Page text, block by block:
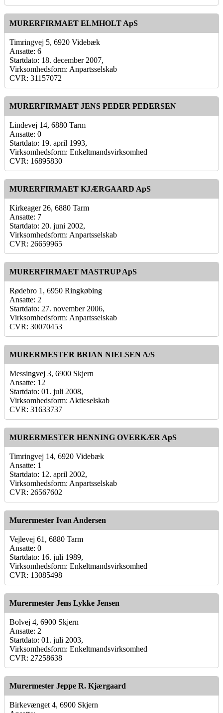
MURERFIRMAET ELMHOLT ApS
Timringvej 5, 6920 Videbæk
Ansatte: 6
Startdato: 18. december 2007,
Virksomhedsform: Anpartsselskab
CVR: 31157072
MURERFIRMAET JENS PEDER PEDERSEN
Lindevej 14, 6880 Tarm
Ansatte: 0
Startdato: 19. april 1993,
Virksomhedsform: Enkeltmandsvirksomhed
CVR: 16895830
MURERFIRMAET KJÆRGAARD ApS
Kirkeager 26, 6880 Tarm
Ansatte: 7
Startdato: 20. juni 2002,
Virksomhedsform: Anpartsselskab
CVR: 26659965
MURERFIRMAET MASTRUP ApS
Rødebro 1, 6950 Ringkøbing
Ansatte: 2
Startdato: 27. november 2006,
Virksomhedsform: Anpartsselskab
CVR: 30070453
MURERMESTER BRIAN NIELSEN A/S
Messingvej 3, 6900 Skjern
Ansatte: 12
Startdato: 01. juli 2008,
Virksomhedsform: Aktieselskab
CVR: 31633737
MURERMESTER HENNING OVERKÆR ApS
Timringvej 14, 6920 Videbæk
Ansatte: 1
Startdato: 12. april 2002,
Virksomhedsform: Anpartsselskab
CVR: 26567602
Murermester Ivan Andersen
Vejlevej 61, 6880 Tarm
Ansatte: 0
Startdato: 16. juli 1989,
Virksomhedsform: Enkeltmandsvirksomhed
CVR: 13085498
Murermester Jens Lykke Jensen
Bolvej 4, 6900 Skjern
Ansatte: 2
Startdato: 01. juli 2003,
Virksomhedsform: Enkeltmandsvirksomhed
CVR: 27258638
Murermester Jeppe R. Kjærgaard
Birkevænget 4, 6900 Skjern